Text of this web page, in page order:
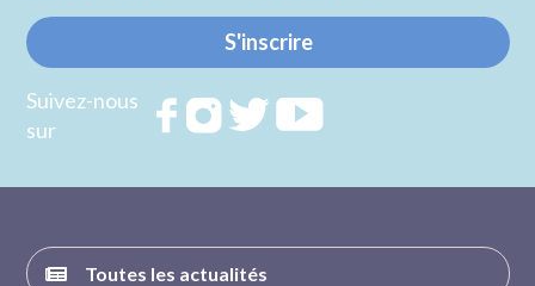
S'inscrire
Suivez-nous
sur
RejoignezRejoignezRejoignez
Toutes les actualités